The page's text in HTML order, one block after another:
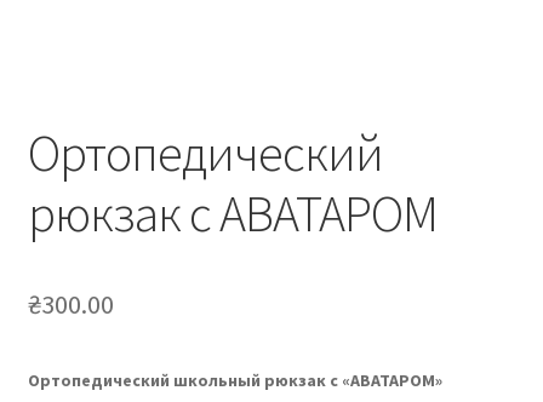
Ортопедический
рюкзак с АВАТАРОМ
₴300.00
Ортопедический школьный рюкзак с «АВАТАРОМ»